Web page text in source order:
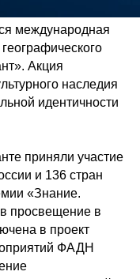
международная
Акция
наследия
идентичности
приняли участие
и 136 стран
«Знание.
просвещение в
в проект
ФАДН